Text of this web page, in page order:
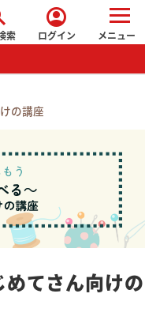
索
account_circle
ログイン メニュー
の講座
てさん向けの